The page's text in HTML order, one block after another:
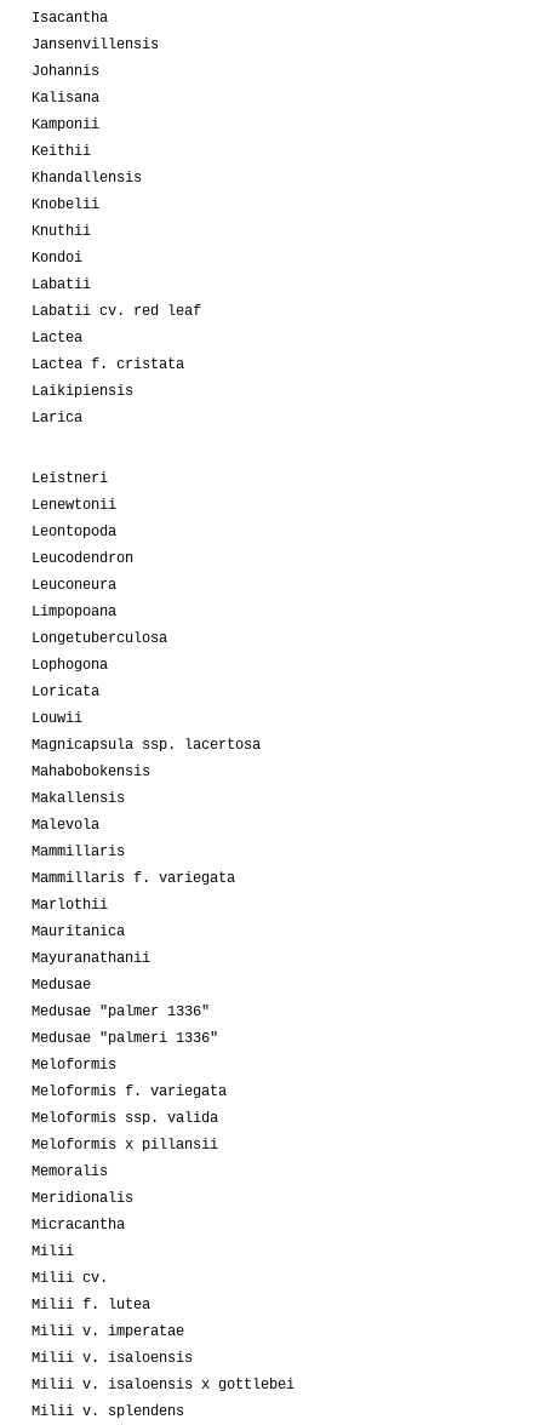
Isacantha
Jansenvillensis
Johannis
Kalisana
Kamponii
Keithii
Khandallensis
Knobelii
Knuthii
Kondoi
Labatii
Labatii cv. red leaf
Lactea
Lactea f. cristata
Laikipiensis
Larica
Leistneri
Lenewtonii
Leontopoda
Leucodendron
Leuconeura
Limpopoana
Longetuberculosa
Lophogona
Loricata
Louwii
Magnicapsula ssp. lacertosa
Mahabobokensis
Makallensis
Malevola
Mammillaris
Mammillaris f. variegata
Marlothii
Mauritanica
Mayuranathanii
Medusae
Medusae "palmer 1336"
Medusae "palmeri 1336"
Meloformis
Meloformis f. variegata
Meloformis ssp. valida
Meloformis x pillansii
Memoralis
Meridionalis
Micracantha
Milii
Milii cv.
Milii f. lutea
Milii v. imperatae
Milii v. isaloensis
Milii v. isaloensis x gottlebei
Milii v. splendens